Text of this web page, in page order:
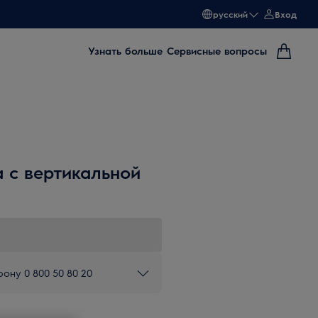
русский Вход
Узнать больше Сервисные вопросы
вертикальной
0 800 50 80 20